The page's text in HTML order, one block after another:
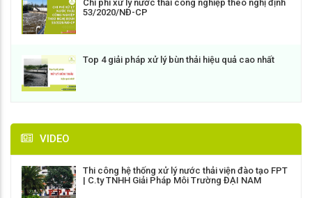
Chi phí xử lý nước thải công nghiệp theo nghị định
53/2020/NĐ-CP
Top 4 giải pháp xử lý bùn thải hiệu quả cao nhất
VIDEO
Thi công hệ thống xử lý nước thải viện đào tạo FPT
| C.ty TNHH Giải Pháp Môi Trường ĐẠI NAM